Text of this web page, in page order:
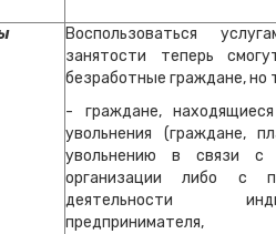
Воспользоваться
занятости теперь
безработные граждане, но
- граждане,
увольнения (граждане,
увольнению в связи с
организации либо с
деятельности
предпринимателя,